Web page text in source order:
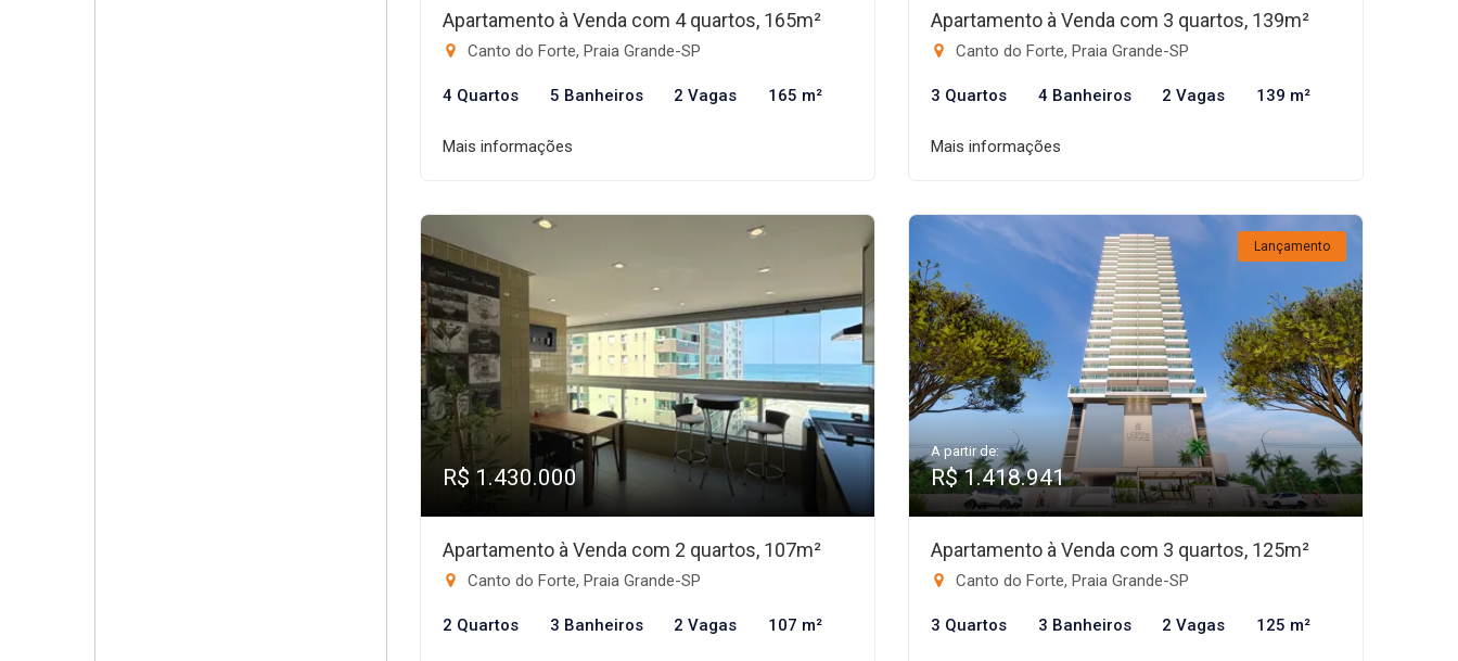
Apartamento à Venda com 4 quartos, 165m²
Canto do Forte, Praia Grande-SP
4 Quartos 5 Banheiros 2 Vagas 165 m²
Mais informações
Apartamento à Venda com 3 quartos, 139m²
Canto do Forte, Praia Grande-SP
3 Quartos 4 Banheiros 2 Vagas 139 m²
Mais informações
R$ 1.430.000
Apartamento à Venda com 2 quartos, 107m²
Canto do Forte, Praia Grande-SP
2 Quartos 3 Banheiros 2 Vagas 107 m²
Lançamento
A partir de:
R$ 1.418.941
Apartamento à Venda com 3 quartos, 125m²
Canto do Forte, Praia Grande-SP
3 Quartos 3 Banheiros 2 Vagas 125 m²